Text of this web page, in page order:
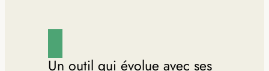
Un outil qui évolue avec ses